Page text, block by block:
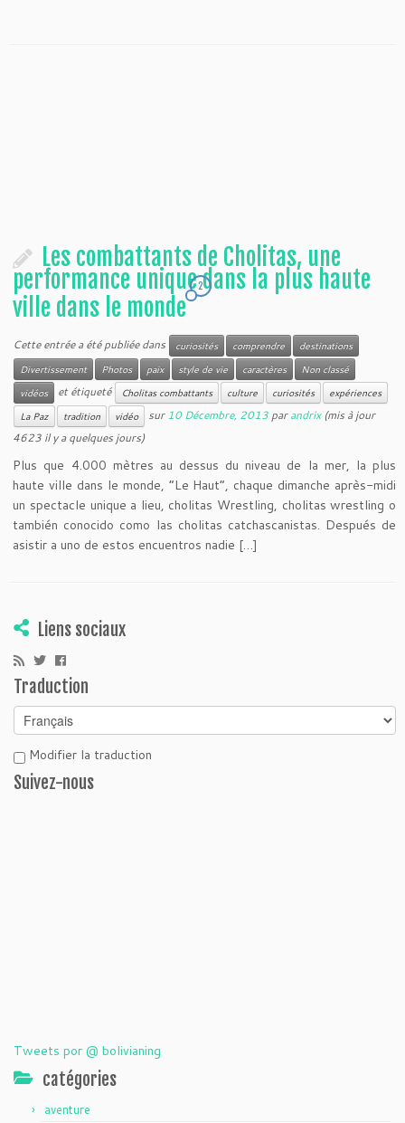
Les combattants de Cholitas, une
performance unique dans la plus haute
ville dans le monde
2
Cette entrée a été publiée dans curiosités comprendre
destinations
Divertissement
Photos paix style de vie caractères
Non classé
vidéos
et étiqueté Cholitas combattants culture curiosités
expériences
La Paz
tradition vidéo sur10 Décembre, 2013 parandrix(mis à jour
4623 il y a quelques jours)
Plus que 4.000 mètres au dessus du niveau de la mer, la plus
haute ville dans le monde, “Le Haut”, chaque dimanche après-midi
un spectacle unique a lieu, cholitas Wrestling, cholitas wrestling o
también conocido como las cholitas catchascanistas. Después de
asistir a uno de estos encuentros nadie […]
Liens sociaux
Traduction
Modifier la traduction
Suivez-nous
Tweets por @ bolivianing
catégories
aventure